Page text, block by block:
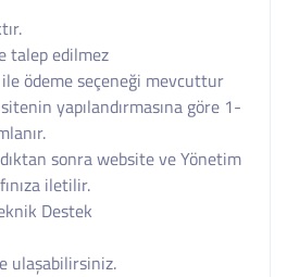
talep edilmez
ödeme seçeneği mevcuttur
yapılandırmasına göre 1-
sonra website ve Yönetim
iletilir.
Destek
ulaşabilirsiniz.